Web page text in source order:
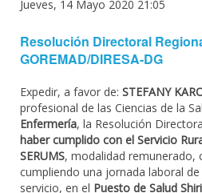
Jueves, 14 Mayo 2020 21:05
Resolución Directoral
GOREMAD/DIRESA-DG
Expedir, a favor de: STEFANY
profesional de las Ciencias de la
Enfermería, la Resolución
haber cumplido con el Servicio
SERUMS, modalidad remunerado,
cumpliendo una jornada laboral
servicio, en el Puesto de Salud